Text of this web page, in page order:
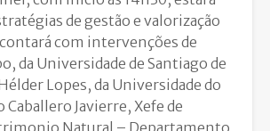
de gestão e valorização
com intervenções de
da Universidade de Santiago de
Lopes, da Universidade do
Caballero Javierre, Xefe de